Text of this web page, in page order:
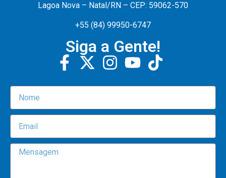
Lagoa Nova – Natal/RN – CEP: 59062-570
+55 (84) 99950-6747
Siga a Gente!